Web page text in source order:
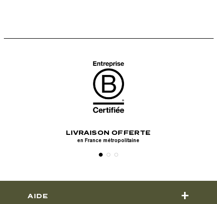
LIVRAISON OFFERTE
en France métropolitaine
AIDE +